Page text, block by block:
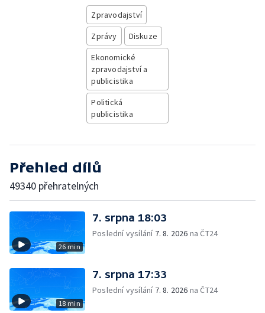
Zpravodajství
Zprávy
Diskuze
Ekonomické
zpravodajství a
publicistika
Politická
publicistika
Přehled dílů
49340 přehratelných
26 min
7. srpna 18:03
Poslední vysílání 7. 8. 2026 na ČT24
18 min
7. srpna 17:33
Poslední vysílání 7. 8. 2026 na ČT24